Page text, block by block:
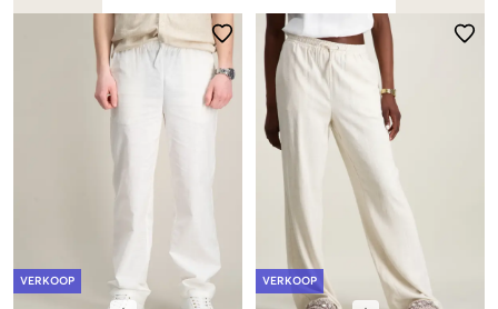
VERKOOP VERKOOP